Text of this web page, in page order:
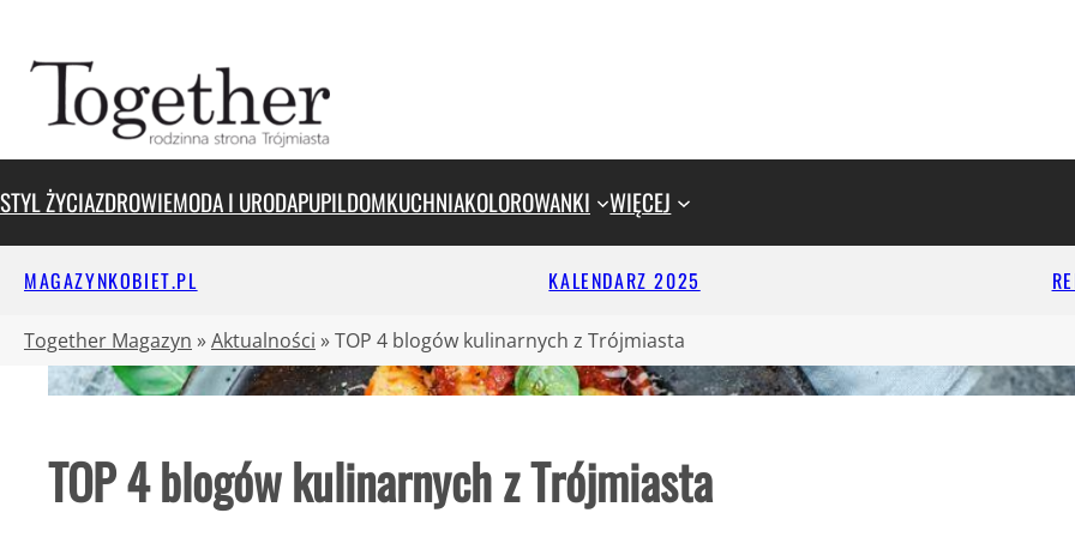
treści
STYL ŻYCIAZDROWIEMODA I URODAPUPILDOMKUCHNIAKOLOROWANKI WIĘCEJ
MAGAZYNKOBIET.PL KALENDARZ 2025
Together Magazyn »Aktualności »TOP 4 blogów kulinarnych z Trójmiasta
TOP 4 blogów kulinarnych z Trójmiasta